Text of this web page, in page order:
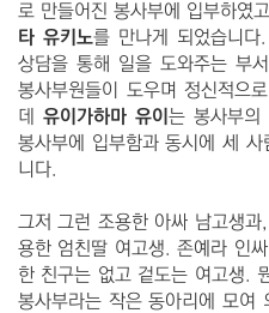
로 만들어진 봉사부에 입부하였
타 유키노를 만나게 되었습니다
상담을 통해 일을 도와주는 부
봉사부원들이 도우며 정신적으
데 유이가하마 유이 는 봉사부의
봉사부에 입부함과 동시에 세
니다.
그저 그런 조용한 아싸 남고생
용한 엄친딸 여고생. 존예라 인
한 친구는 없고 겉도는 여고생.
봉사부라는 작은 동아리에 모여